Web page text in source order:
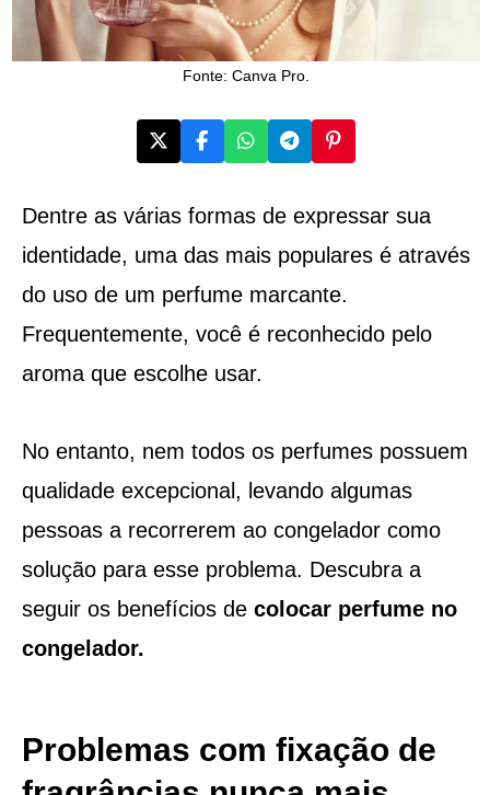
Fonte: Canva Pro.
Dentre as várias formas de expressar sua
identidade, uma das mais populares é através
do uso de um perfume marcante.
Frequentemente, você é reconhecido pelo
aroma que escolhe usar.
No entanto, nem todos os perfumes possuem
qualidade excepcional, levando algumas
pessoas a recorrerem ao congelador como
solução para esse problema. Descubra a
seguir os benefícios de colocar perfume no
congelador.
Problemas com fixação de